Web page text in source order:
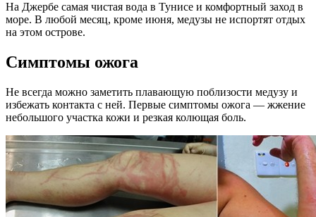
На Джербе самая чистая вода в Тунисе и комфортный заход в
море. В любой месяц, кроме июня, медузы не испортят отдых
на этом острове.
Симптомы ожога
Не всегда можно заметить плавающую поблизости медузу и
избежать контакта с ней. Первые симптомы ожога — жжение
небольшого участка кожи и резкая колющая боль.